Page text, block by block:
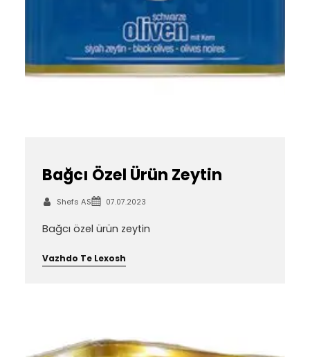
Bağcı Özel Ürün Zeytin
Shefs AS 07.07.2023
Bağcı özel ürün zeytin
Vazhdo Te Lexosh